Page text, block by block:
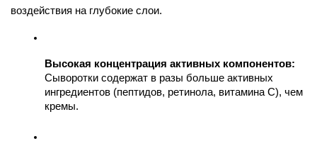
воздействия на глубокие слои.
Высокая концентрация активных компонентов:
Сыворотки содержат в разы больше активных
ингредиентов (пептидов, ретинола, витамина С), чем
кремы.